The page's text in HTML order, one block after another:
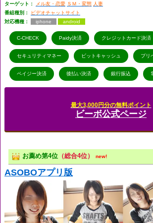
ターゲット：
メル友・恋愛 ＳＭ・変態 人妻
番組種別：
ビデオチャットサイト
対応機種：
iphone android
C-CHECK Paidy決済 クレジットカード決済
セキュリティマネー ビットキャッシュ プリ
ペイジー決済 後払い決済 銀行振込
最大3,000円分の無料ポイント
ビーボ公式ページ
お薦め第4位 （総合4位） new!
ASOBOアプリ版